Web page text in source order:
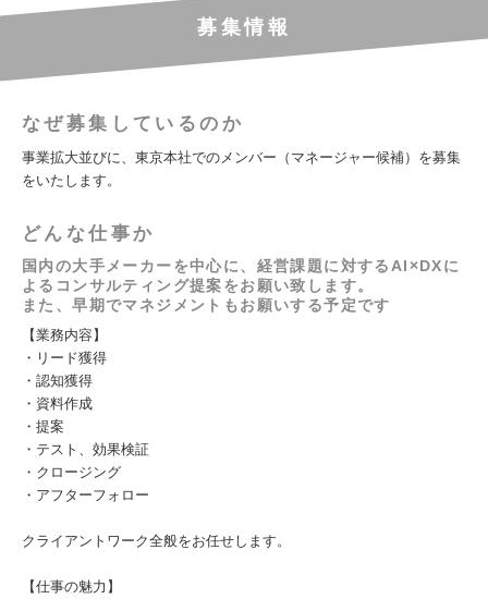
募集情報
なぜ募集しているのか
事業拡大並びに、東京本社でのメンバー（マネージャー候補）を募集
をいたします。
どんな仕事か
国内の大手メーカーを中心に、経営課題に対するAI×DXに
よるコンサルティング提案をお願い致します。
また、早期でマネジメントもお願いする予定です
【業務内容】
・リード獲得
・認知獲得
・資料作成
・提案
・テスト、効果検証
・クロージング
・アフターフォロー
クライアントワーク全般をお任せします。
【仕事の魅力】